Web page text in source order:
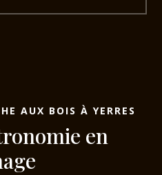
AUX BOIS À YERRES
en